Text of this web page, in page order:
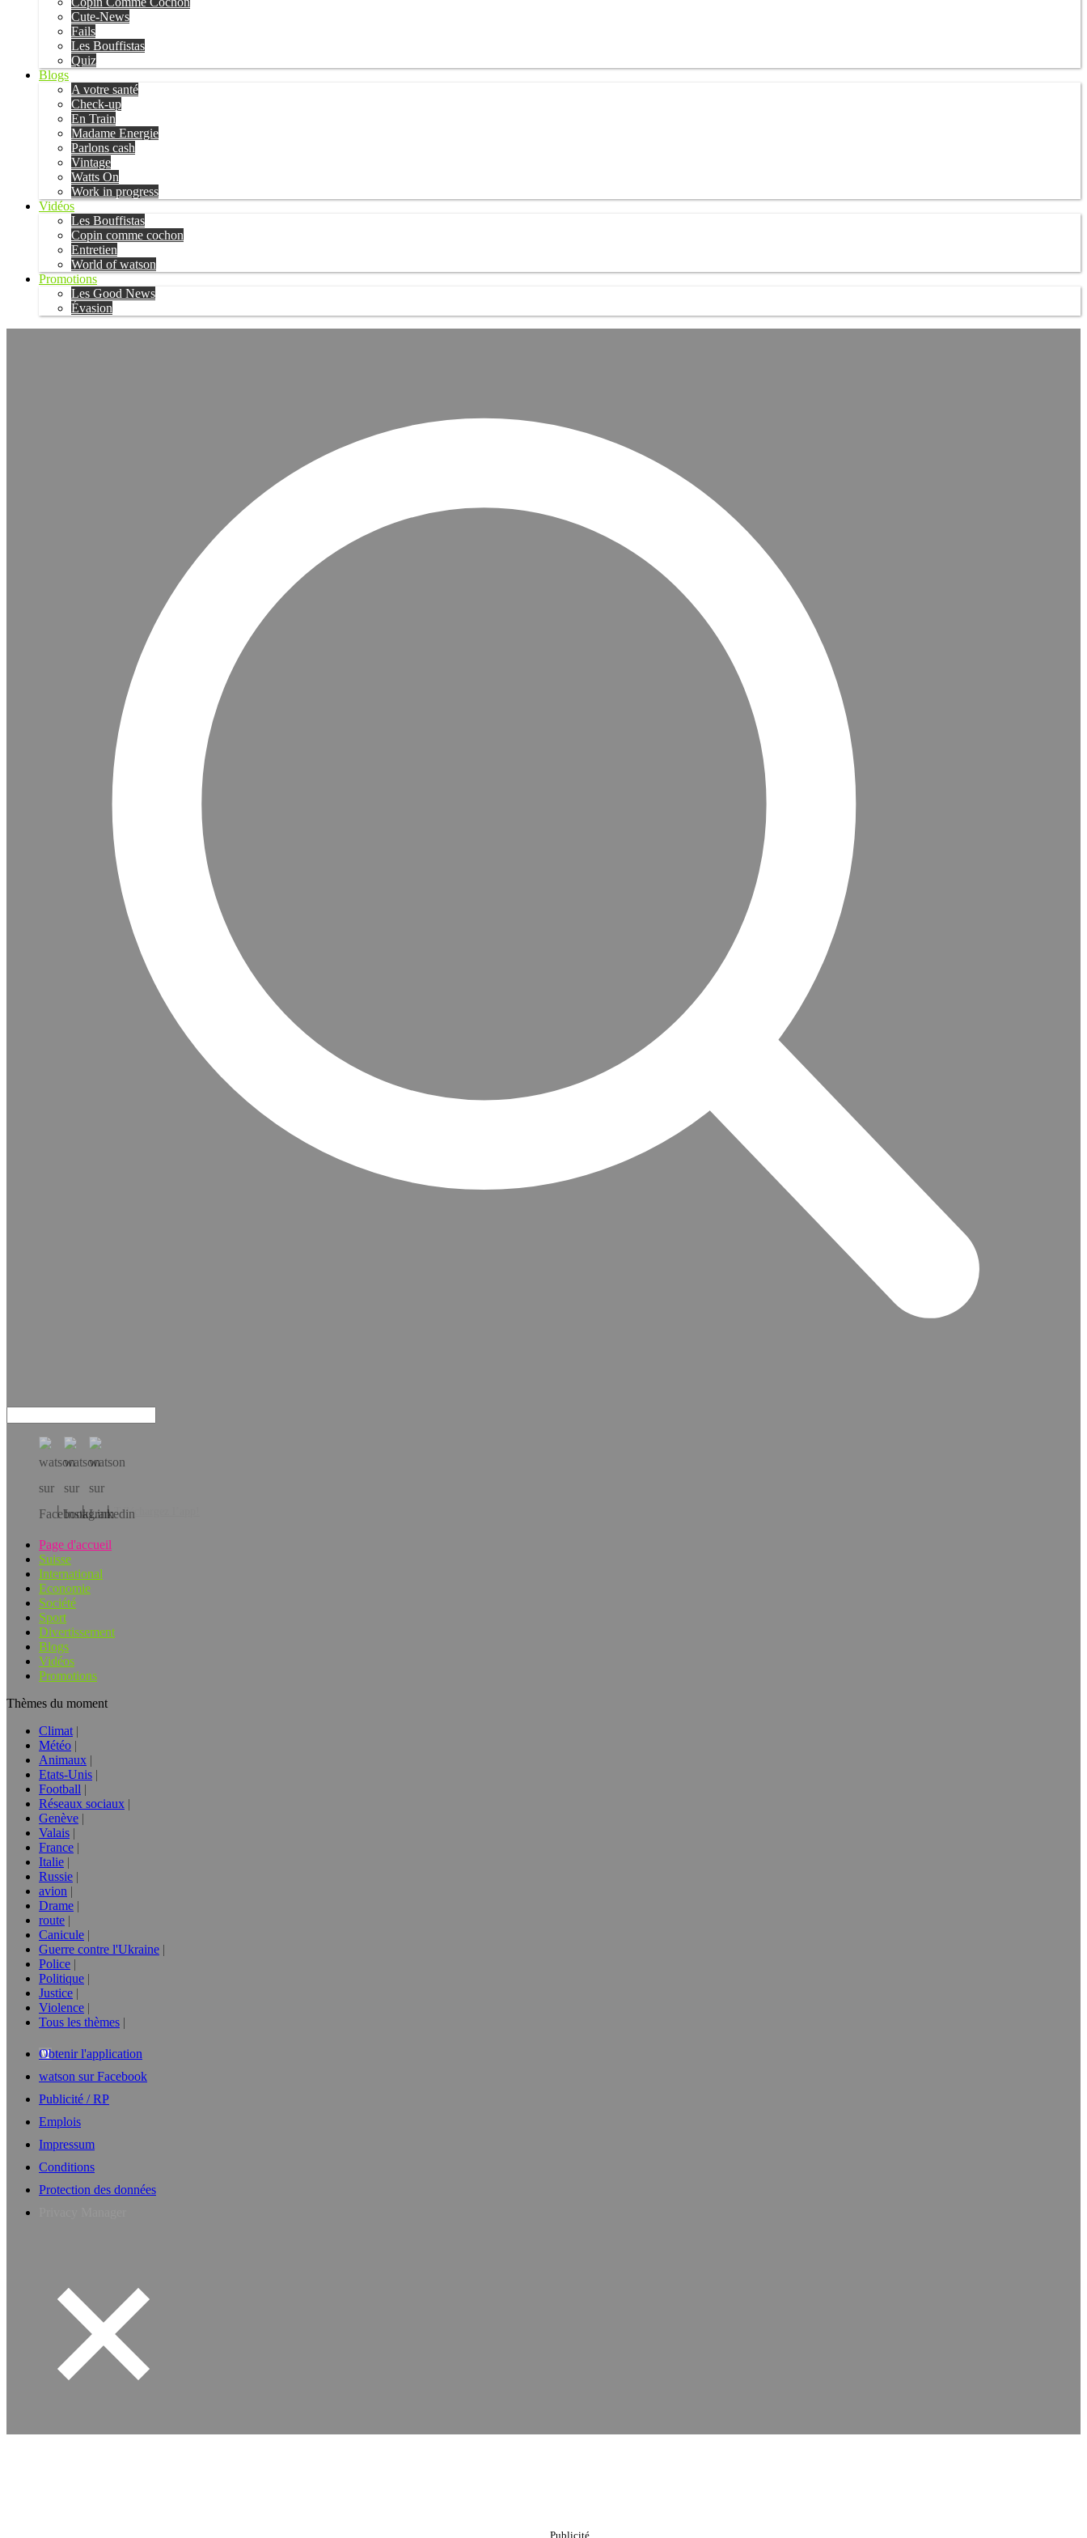
Cute-News
Fails
Les Bouffistas
Quiz
Blogs
A votre santé
Check-up
En Train
Madame Energie
Parlons cash
Vintage
Watts On
Work in progress
Vidéos
Les Bouffistas
Copin comme cochon
Entretien
World of watson
Promotions
Les Good News
Évasion
Téléchargez l’app!
Page d'accueil
Suisse
International
Economie
Société
Sport
Divertissement
Blogs
Vidéos
Promotions
Thèmes du moment
Climat
Météo
Animaux
Etats-Unis
Football
Réseaux sociaux
Genève
Valais
France
Italie
Russie
avion
Drame
route
Canicule
Guerre contre l'Ukraine
Police
Politique
Justice
Violence
Tous les thèmes
Obtenir l'application
watson sur Facebook
Publicité / RP
Emplois
Impressum
Conditions
Protection des données